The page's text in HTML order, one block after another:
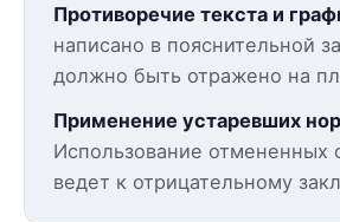
Противоречие текста и
написано в пояснительной
должно быть отражено на
Применение устаревших
Использование отмененных
ведет к отрицательному